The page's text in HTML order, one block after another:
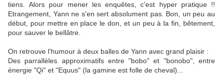
tiens. Alors pour mener les enquêtes, c'est hyper pratique !!
Etrangement, Yann ne s'en sert absolument pas. Bon, un peu au
début, pour mettre en place le don, et un peu à la fin, bêtement,
pour sauver le bellâtre.
On retrouve l'humour à deux balles de Yann avec grand plaisir :
Des parrallèles approximatifs entre "bobo" et "bonobo", entre
énergie "Qi" et "Equus" (la gamine est folle de cheval)...